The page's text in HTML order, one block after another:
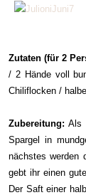
Zutaten (für 2
/ 2 Hände voll
Chiliflocken /
Zubereitung: Als
Spargel in
nächstes werden
gebt ihr einen
Der Saft einer